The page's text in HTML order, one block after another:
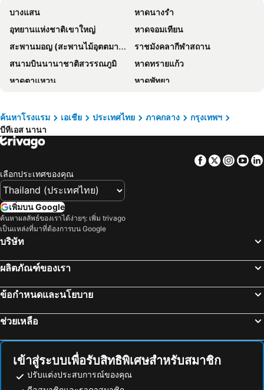
The Quarter Ari by UHG
The Quarter Saladaeng by UHG
Grand Mercure Bangkok Atrium
โรงแรม พูลแมน กรุงเทพ จี
โรงแรมแอมบาสซาเดอร์ กรุงเทพฯ
ผาภูมิ บูทิค โฮเทล
Shangri-La Bangkok
Grande Centre Point Lumphini Bangkok
โรงแรม มิราเคิล แกรนด์ คอนเวนชั่น
Nysa Hotel Bangkok
Nasa Bangkok
Livotel Express Hotel Bang Kruai Nonthaburi
โรงแรมมิลเลนเนียม ฮิลตัน กรุงเทพ
เรด แพลนเนต สุรวงศ์ กรุงเทพ
Holiday Inn Express Bangkok Sukhumvit 11 By Ihg
แกรนด์ เซ็นเตอร์พอยท์ โฮเทล ราชดำริ
Holiday Inn Bangkok Sukhumvit By Ihg
The Home Hotel
Twin Towers Hotel
โรงแรมปรินซ์พาเลซ
Ibis Bangkok Riverside
นิวสยาม ริเวอร์ไซด์
Aspira Sukhumvit
Atlas Bangkok Hotel
โรงแรมซิตี้ ลอดจ์ สุขุมวิท 9
ON8 Hotel Sukhumvit Nana
iCheck inn Nana by Aspira
โกลว์ สุขุมวิท 5 บาย เซ็นโทรโปลิส
บางแสน
หาดนางรำ
อุทยานแห่งชาติเขาใหญ่
หาดจอมเทียน
สะพานมอญ (สะพานไม้อุตตมานุสรณ์)
ราชมังคลากีฬาสถาน
สนามบินนานาชาติสวรรณภูมิ
หาดทรายแก้ว
หาดตาแหวน
หาดพัทยา
อุทยานแห่งชาติเอราวัณ
พัทยากลาง
สนามบินดอนเมือง
รามคำแหง
อุทยานแห่งชาติแก่งกระจาน
เยาวราช
สะพานข้ามแม่น้ำแคว
หาดเขาตะเกียบ
พัทยาเหนือ
สยามพารากอน
สยามสแควร์
แกลง
พระปฐมเจดีย์
สวนนงนุช
Cha-am Beach
ค้นหาโรงแรม เอเชีย ประเทศไทย ภาคกลาง
กรุงเทพฯ
บีทีเอส นานา
Facebook
Twitter
เลือกประเทศของคุณ
เพิ่มบน Google
ค้นหาผลลัพธ์ของเราได้ง่ายๆ: เพิ่ม trivago
เป็นแหล่งที่มาที่ต้องการบน Google
บริษัท
ผลิตภัณฑ์ของเรา
ข้อกำหนดและนโยบาย
ช่วยเหลือ
เข้าสู่ระบบเพื่อรับสิทธิพิเศษสำหรับสมาชิก
ปรับแต่งประสบการณ์ของคุณ